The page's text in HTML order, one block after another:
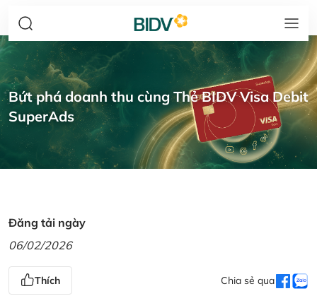
Bứt phá doanh thu cùng Thẻ BIDV Visa Debit
SuperAds
Đăng tải ngày
06/02/2026
Thích Chia sẻ qua